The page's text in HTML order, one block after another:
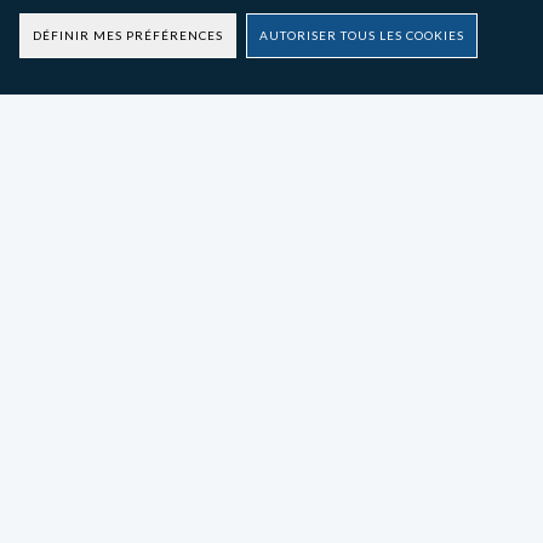
DÉFINIR MES PRÉFÉRENCES AUTORISER TOUS LES COOKIES